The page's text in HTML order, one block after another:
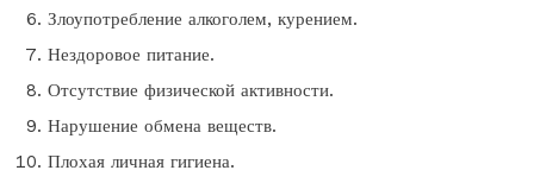
Злоупотребление алкоголем, курением.
Нездоровое питание.
Отсутствие физической активности.
Нарушение обмена веществ.
Плохая личная гигиена.